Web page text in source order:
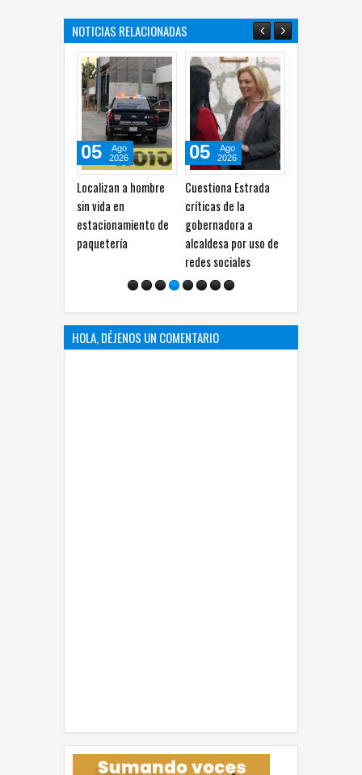
NOTICIAS RELACIONADAS
Localizan a hombre
estacionamiento de
paquetería
Cuestiona Estrada
críticas de la
gobernadora a
alcaldesa por uso de
redes sociales
05
Ago
2026
Incendio consume
por completo un auto
en el Periférico de la
Juventud
05
Ago
2026
HOLA, DÉJENOS UN COMENTARIO